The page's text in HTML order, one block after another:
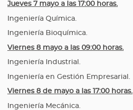
Jueves 7 mayo a las 17:00 horas.
Ingeniería Química.
Ingeniería Bioquímica.
Viernes 8 mayo a las 09:00 horas.
Ingeniería Industrial.
Ingeniería en Gestión Empresarial.
Viernes 8 de mayo a las 17:00 horas.
Ingeniería Mecánica.